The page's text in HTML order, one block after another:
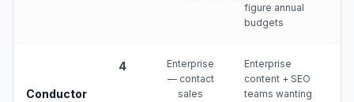
figure annual
budgets
Conductor
4
Enterprise
— contact
sales
Enterprise
content + SEO
teams wanting